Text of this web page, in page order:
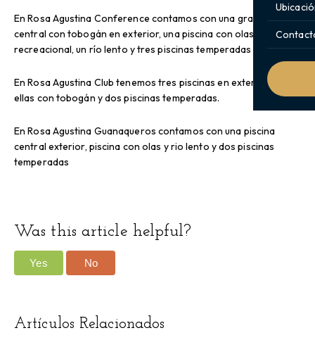
En Rosa Agustina Conference contamos con una gran piscina
central con tobogán en exterior, una piscina con olas para uso
recreacional, un río lento y tres piscinas temperadas
En Rosa Agustina Club tenemos tres piscinas en exterior una de
ellas con tobogán y dos piscinas temperadas.
En Rosa Agustina Guanaqueros contamos con una piscina
central exterior, piscina con olas y rio lento y dos piscinas
temperadas
Was this article helpful?
Yes No
Artículos Relacionados